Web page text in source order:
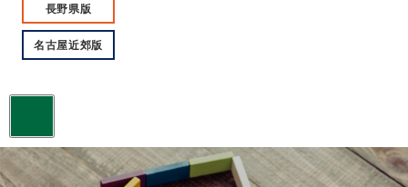
長野県版
名古屋近郊版